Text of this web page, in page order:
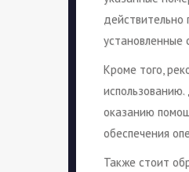
действительно
установленные
Кроме того,
оказанию
обеспечения
Также стоит